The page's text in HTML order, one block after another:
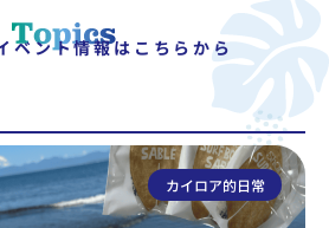
ベント情報はこちらから
カイロア的日常